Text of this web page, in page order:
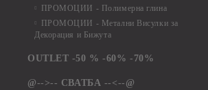
ПРОМОЦИИ - Полимерна глина
ПРОМОЦИИ - Метални Висулки за
Декорация и Бижута
OUTLET -50 % -60% -70%
@-->-- СВАТБА --<--@